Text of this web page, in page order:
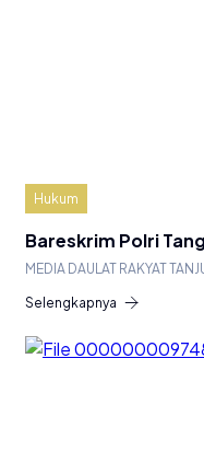
Hukum
Bareskrim Polri
MEDIA DAULAT RAKYAT
Selengkapnya